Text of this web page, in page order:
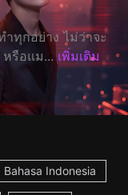
ำทุกอย่าง ไม่ว่าจะ
หรือแม... เพิ่มเติม
Bahasa Indonesia